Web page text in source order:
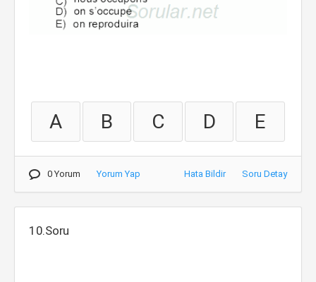
A B C D E
0 Yorum Yorum Yap Hata Bildir Soru Detay
10.Soru